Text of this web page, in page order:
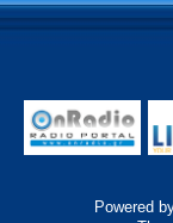
Powered